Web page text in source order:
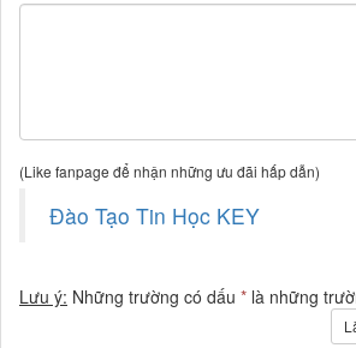
(Like fanpage để nhận những ưu đãi hấp dẫn)
Đào Tạo Tin Học KEY
Lưu ý: Những trường có dấu * là những